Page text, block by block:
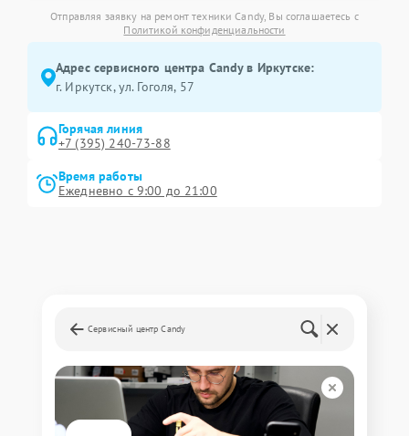
Отправляя заявку на ремонт техники Candy, Вы соглашаетесь с
Политикой конфиденциальности
Адрес сервисного центра Candy в Иркутске:
г. Иркутск, ул. ​Гоголя, 57
Горячая линия
+7 (395) 240-73-88
Время работы
Ежедневно с 9:00 до 21:00
Сервисный центр Candy